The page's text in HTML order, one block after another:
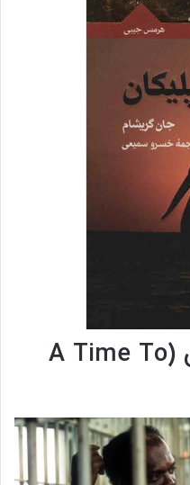
۳- زمانی برای کشتن (A Time To